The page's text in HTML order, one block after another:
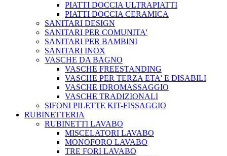
PIATTI DOCCIA ULTRAPIATTI
PIATTI DOCCIA CERAMICA
SANITARI DESIGN
SANITARI PER COMUNITA'
SANITARI PER BAMBINI
SANITARI INOX
VASCHE DA BAGNO
VASCHE FREESTANDING
VASCHE PER TERZA ETA' E DISABILI
VASCHE IDROMASSAGGIO
VASCHE TRADIZIONALI
SIFONI PILETTE KIT-FISSAGGIO
RUBINETTERIA
RUBINETTI LAVABO
MISCELATORI LAVABO
MONOFORO LAVABO
TRE FORI LAVABO